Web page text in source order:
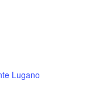
Lugano